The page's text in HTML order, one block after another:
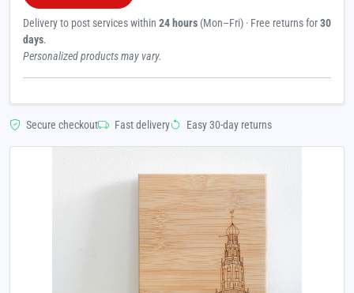
Delivery to post services within 24 hours (Mon–Fri) · Free returns for30
days.
Personalized products may vary.
Secure checkout Fast delivery Easy 30-day returns